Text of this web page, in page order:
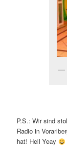
P.S.: Wir sind
Radio in
hat! Hell Yeay